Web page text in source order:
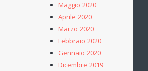
Maggio 2020
Aprile 2020
Marzo 2020
Febbraio 2020
Gennaio 2020
Dicembre 2019